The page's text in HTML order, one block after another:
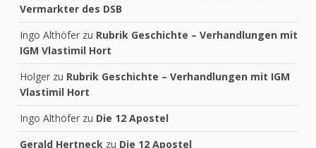
Vermarkter des DSB
Ingo Althöfer zu Rubrik Geschichte – Verhandlungen mit
IGM Vlastimil Hort
Holger zu Rubrik Geschichte – Verhandlungen mit IGM
Vlastimil Hort
Ingo Althöfer zu Die 12 Apostel
Gerald Hertneck zu Die 12 Apostel